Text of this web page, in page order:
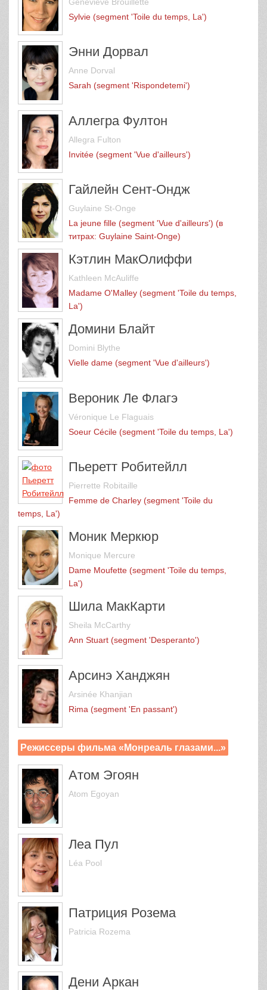
Sylvie (segment 'Toile du temps, La')
Энни Дорвал
Anne Dorval
Sarah (segment 'Rispondetemi')
Аллегра Фултон
Allegra Fulton
Invitée (segment 'Vue d'ailleurs')
Гайлейн Сент-Ондж
Guylaine St-Onge
La jeune fille (segment 'Vue d'ailleurs') (в
титрах: Guylaine Saint-Onge)
Кэтлин МакОлиффи
Kathleen McAuliffe
Madame O'Malley (segment 'Toile du temps,
La')
Домини Блайт
Domini Blythe
Vielle dame (segment 'Vue d'ailleurs')
Вероник Ле Флагэ
Véronique Le Flaguais
Soeur Cécile (segment 'Toile du temps, La')
Пьеретт Робитейлл
Pierrette Robitaille
Femme de Charley (segment 'Toile du
temps, La')
Моник Меркюр
Monique Mercure
Dame Moufette (segment 'Toile du temps,
La')
Шила МакКарти
Sheila McCarthy
Ann Stuart (segment 'Desperanto')
Арсинэ Ханджян
Arsinée Khanjian
Rima (segment 'En passant')
Режиссеры фильма «Монреаль глазами...»
Атом Эгоян
Atom Egoyan
Леа Пул
Léa Pool
Патриция Розема
Patricia Rozema
Дени Аркан